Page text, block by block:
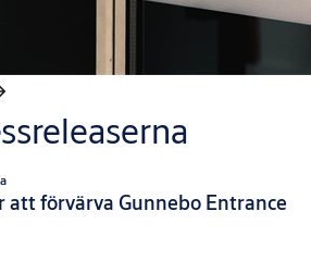
att förvärva Gunnebo Entrance